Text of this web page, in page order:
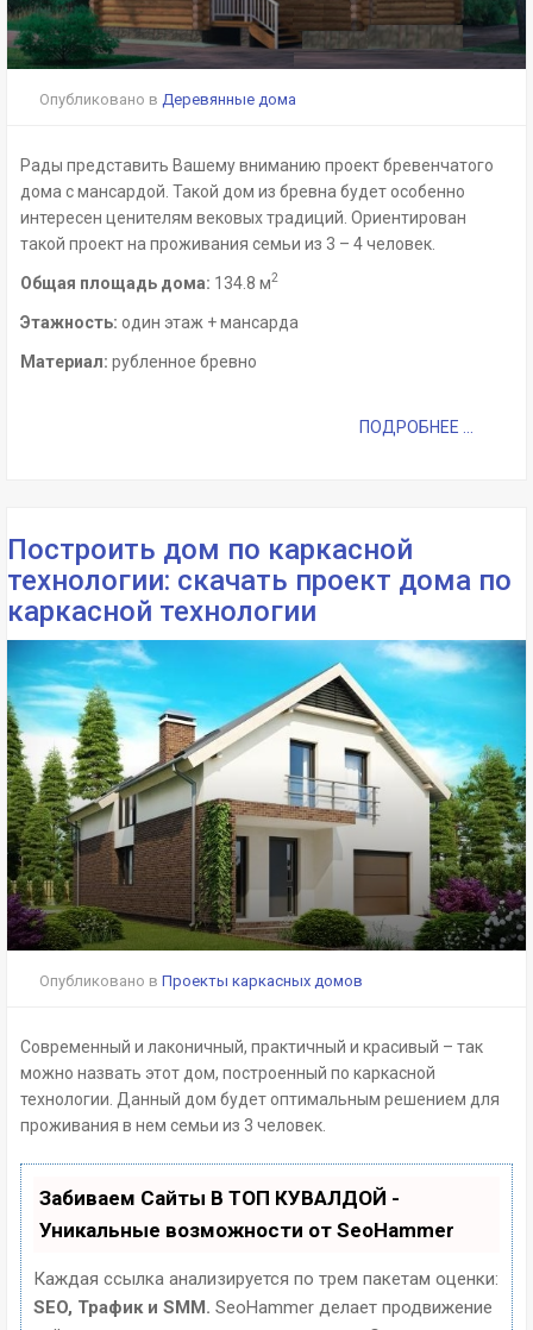
Опубликовано в Деревянные дома
Рады представить Вашему вниманию проект бревенчатого
дома с мансардой. Такой дом из бревна будет особенно
интересен ценителям вековых традиций. Ориентирован
такой проект на проживания семьи из 3 – 4 человек.
Общая площадь дома: 134.8 м2
Этажность: один этаж + мансарда
Материал: рубленное бревно
ПОДРОБНЕЕ ...
Построить дом по каркасной
технологии: скачать проект дома по
каркасной технологии
Опубликовано в Проекты каркасных домов
Современный и лаконичный, практичный и красивый – так
можно назвать этот дом, построенный по каркасной
технологии. Данный дом будет оптимальным решением для
проживания в нем семьи из 3 человек.
Забиваем Сайты В ТОП КУВАЛДОЙ -
Уникальные возможности от SeoHammer
Каждая ссылка анализируется по трем пакетам оценки:
SEO, Трафик и SMM. SeoHammer делает продвижение